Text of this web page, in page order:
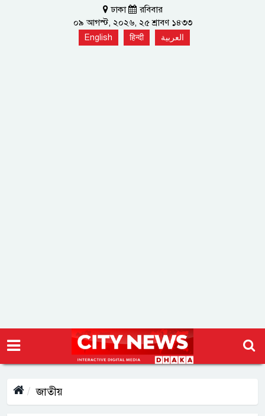
ঢাকা
রবিবার
০৯ আগস্ট, ২০২৬, ২৫ শ্রাবণ ১৪৩৩
English हिन्दी العربية
জাতীয়